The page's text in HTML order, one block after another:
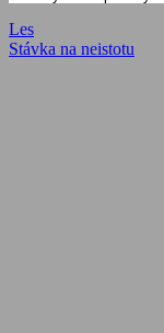
Navigácia
v
Previous
Post:
Les
Next
Stávka na neistotu